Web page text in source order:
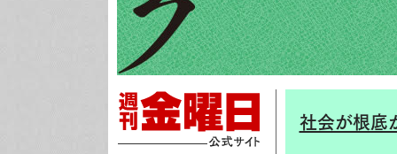
社会が根底